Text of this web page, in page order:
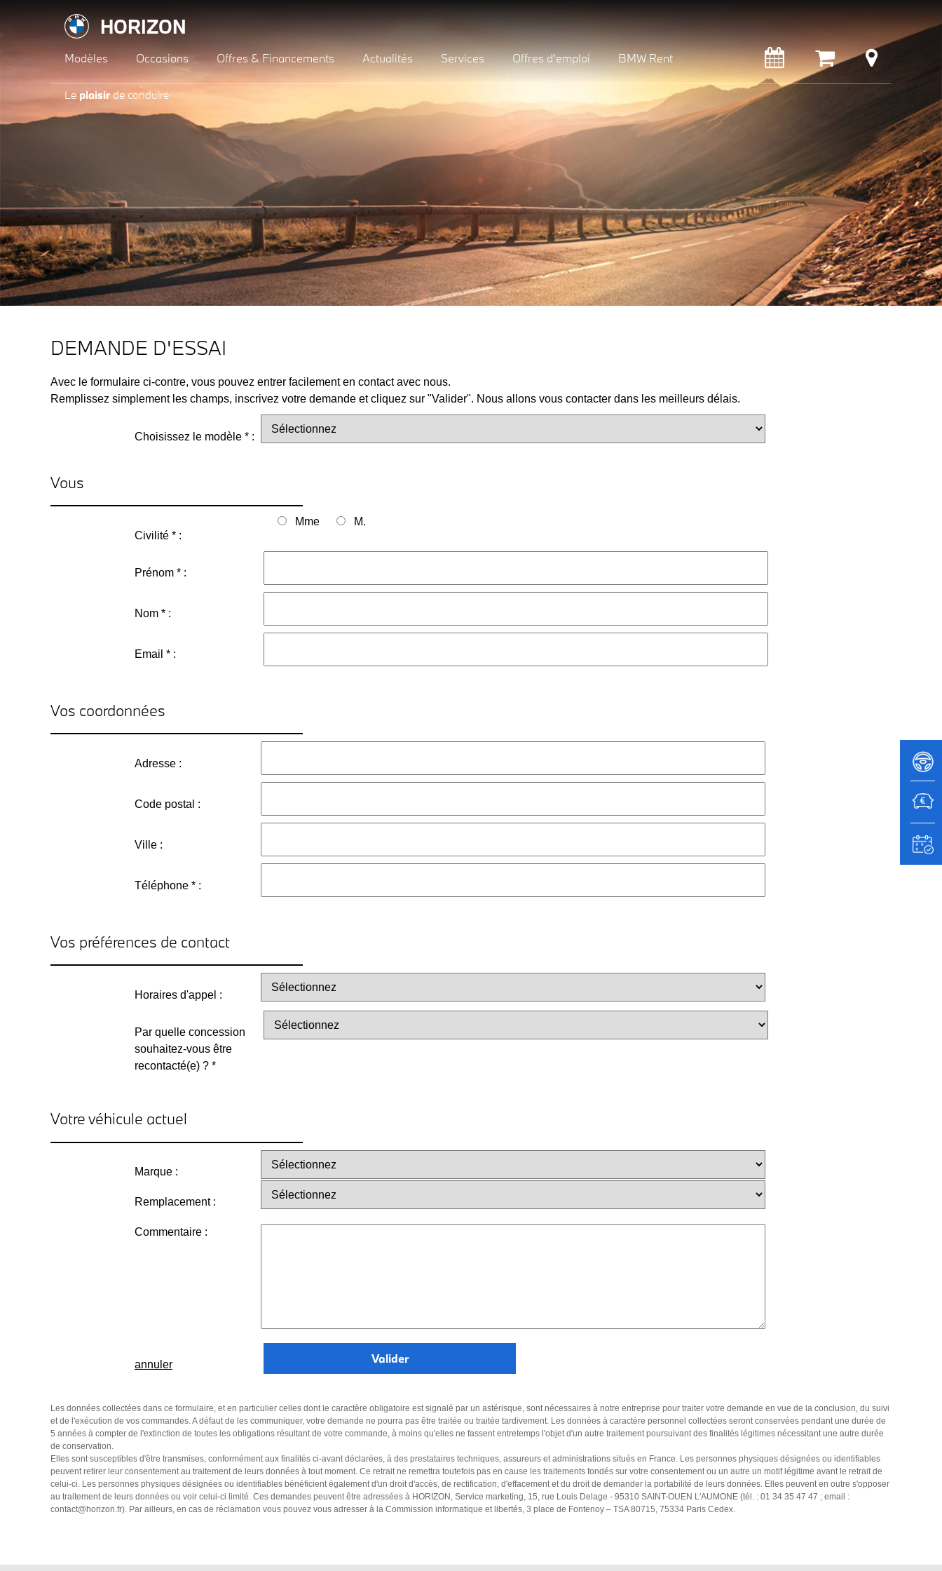
HORIZON
Modèles Occasions Offres & Financements Actualités Services Offres d'emploi BMW Rent
Le plaisir de conduire
DEMANDE D'ESSAI
Avec le formulaire ci-contre, vous pouvez entrer facilement en contact avec nous.
Remplissez simplement les champs, inscrivez votre demande et cliquez sur "Valider". Nous allons vous contacter dans les meilleurs délais.
Choisissez le modèle * :
Vous
Civilité * :
Mme M.
Prénom * :
Nom * :
Email * :
Vos coordonnées
Adresse :
Code postal :
Ville :
Téléphone * :
Vos préférences de contact
Horaires d'appel :
Par quelle concession
souhaitez-vous être
recontacté(e) ? *
Votre véhicule actuel
Marque :
Remplacement :
Commentaire :
annuler
Les données collectées dans ce formulaire, et en particulier celles dont le caractère obligatoire est signalé par un astérisque, sont nécessaires à notre entreprise pour traiter votre demande en vue de la conclusion, du suivi
et de l'exécution de vos commandes. A défaut de les communiquer, votre demande ne pourra pas être traitée ou traitée tardivement. Les données à caractère personnel collectées seront conservées pendant une durée de
5 années à compter de l'extinction de toutes les obligations résultant de votre commande, à moins qu'elles ne fassent entretemps l'objet d'un autre traitement poursuivant des finalités légitimes nécessitant une autre durée
de conservation.
Elles sont susceptibles d'être transmises, conformément aux finalités ci-avant déclarées, à des prestataires techniques, assureurs et administrations situés en France. Les personnes physiques désignées ou identifiables
peuvent retirer leur consentement au traitement de leurs données à tout moment. Ce retrait ne remettra toutefois pas en cause les traitements fondés sur votre consentement ou un autre un motif légitime avant le retrait de
celui-ci. Les personnes physiques désignées ou identifiables bénéficient également d'un droit d'accès, de rectification, d'effacement et du droit de demander la portabilité de leurs données. Elles peuvent en outre s'opposer
au traitement de leurs données ou voir celui-ci limité. Ces demandes peuvent être adressées à HORIZON, Service marketing, 15, rue Louis Delage - 95310 SAINT-OUEN L'AUMONE (tél. : 01 34 35 47 47 ; email :
contact@horizon.fr). Par ailleurs, en cas de réclamation vous pouvez vous adresser à la Commission informatique et libertés, 3 place de Fontenoy – TSA 80715, 75334 Paris Cedex.